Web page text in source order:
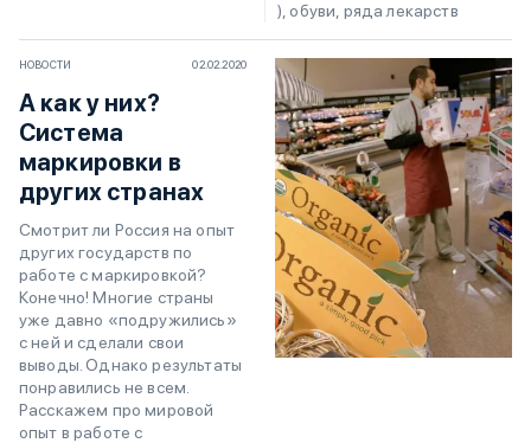
), обуви, ряда лекарств
НОВОСТИ 02.02.2020
А как у них?
Система
маркировки в
других странах
Смотрит ли Россия на опыт
других государств по
работе с маркировкой?
Конечно! Многие страны
уже давно «подружились»
с ней и сделали свои
выводы. Однако результаты
понравились не всем.
Расскажем про мировой
опыт в работе с